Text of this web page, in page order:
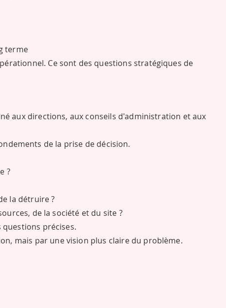
terme
Ce sont des questions stratégiques de
aux directions, aux conseils d'administration et aux
de la prise de décision.
?
la détruire ?
de la société et du site ?
questions précises.
mais par une vision plus claire du problème.